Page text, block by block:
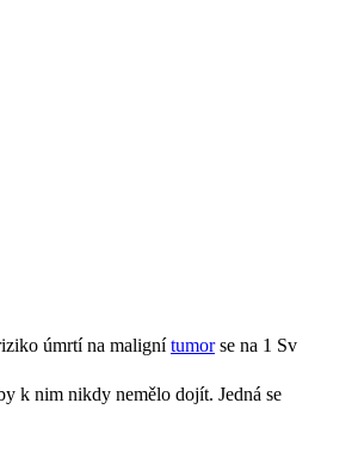
úmrtí na malignítumorse na 1 Sv
k nim nikdy nemělo dojít. Jedná se